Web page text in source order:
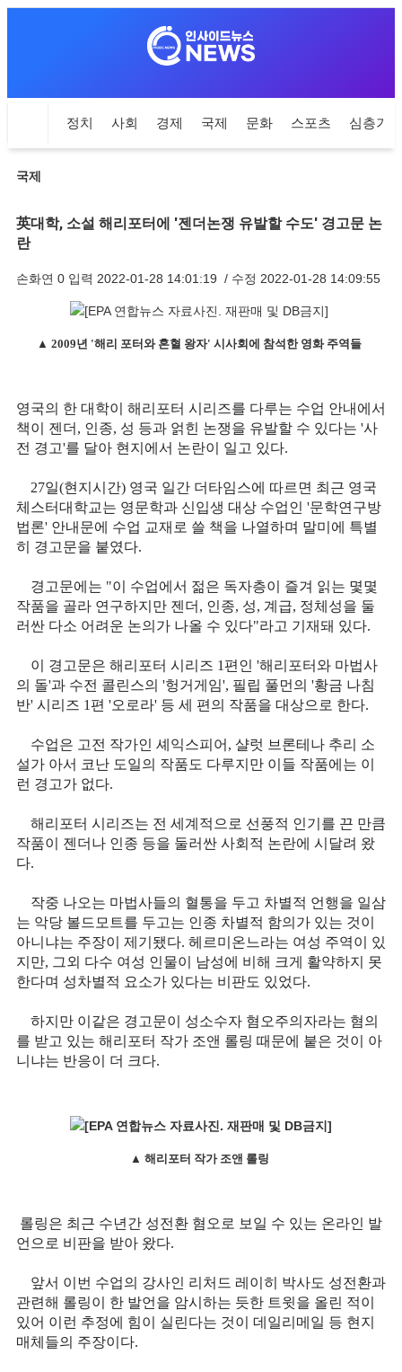
정치 사회 경제 국제 문화 스포츠 심층기획
국제
英대학, 소설 해리포터에 '젠더논쟁 유발할 수도' 경고문 논
란
손화연 0 입력 2022-01-28 14:01:19 / 수정 2022-01-28 14:09:55
▲ 2009년 '해리 포터와 혼혈 왕자' 시사회에 참석한 영화 주역들
영국의 한 대학이 해리포터 시리즈를 다루는 수업 안내에서
책이 젠더, 인종, 성 등과 얽힌 논쟁을 유발할 수 있다는 '사
전 경고'를 달아 현지에서 논란이 일고 있다.
27일(현지시간) 영국 일간 더타임스에 따르면 최근 영국
체스터대학교는 영문학과 신입생 대상 수업인 '문학연구방
법론' 안내문에 수업 교재로 쓸 책을 나열하며 말미에 특별
히 경고문을 붙였다.
경고문에는 "이 수업에서 젊은 독자층이 즐겨 읽는 몇몇
작품을 골라 연구하지만 젠더, 인종, 성, 계급, 정체성을 둘
러싼 다소 어려운 논의가 나올 수 있다"라고 기재돼 있다.
이 경고문은 해리포터 시리즈 1편인 '해리포터와 마법사
의 돌'과 수전 콜린스의 '헝거게임', 필립 풀먼의 '황금 나침
반' 시리즈 1편 '오로라' 등 세 편의 작품을 대상으로 한다.
수업은 고전 작가인 셰익스피어, 샬럿 브론테나 추리 소
설가 아서 코난 도일의 작품도 다루지만 이들 작품에는 이
런 경고가 없다.
해리포터 시리즈는 전 세계적으로 선풍적 인기를 끈 만큼
작품이 젠더나 인종 등을 둘러싼 사회적 논란에 시달려 왔
다.
작중 나오는 마법사들의 혈통을 두고 차별적 언행을 일삼
는 악당 볼드모트를 두고는 인종 차별적 함의가 있는 것이
아니냐는 주장이 제기됐다. 헤르미온느라는 여성 주역이 있
지만, 그외 다수 여성 인물이 남성에 비해 크게 활약하지 못
한다며 성차별적 요소가 있다는 비판도 있었다.
하지만 이같은 경고문이 성소수자 혐오주의자라는 혐의
를 받고 있는 해리포터 작가 조앤 롤링 때문에 붙은 것이 아
니냐는 반응이 더 크다.
▲ 해리포터 작가 조앤 롤링
롤링은 최근 수년간 성전환 혐오로 보일 수 있는 온라인 발
언으로 비판을 받아 왔다.
앞서 이번 수업의 강사인 리처드 레이히 박사도 성전환과
관련해 롤링이 한 발언을 암시하는 듯한 트윗을 올린 적이
있어 이런 추정에 힘이 실린다는 것이 데일리메일 등 현지
매체들의 주장이다.